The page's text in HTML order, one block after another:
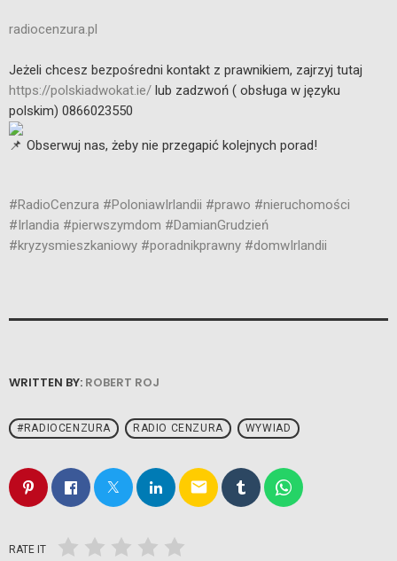
radiocenzura.pl
Jeżeli chcesz bezpośredni kontakt z prawnikiem, zajrzyj tutaj
https://polskiadwokat.ie/ lub zadzwoń ( obsługa w języku
polskim) 0866023550
Obserwuj nas, żeby nie przegapić kolejnych porad!
#RadioCenzura #PoloniawIrlandii #prawo #nieruchomości
#Irlandia #pierwszymdom #DamianGrudzień
#kryzysmieszkaniowy #poradnikprawny #domwIrlandii
WRITTEN BY: ROBERT ROJ
#RADIOCENZURA RADIO CENZURA WYWIAD
email
RATE IT